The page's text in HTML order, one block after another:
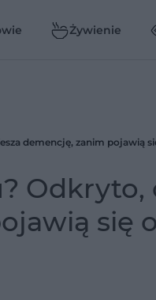
Żywienie
demencję, zanim pojawią
Odkryto,
się